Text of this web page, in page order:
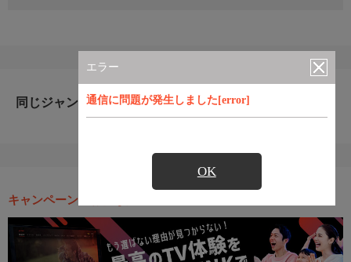
エラー
通信に問題が発生しました[error]
OK
同じジャンルのおすすめ番組
キャンペーン・お得な情報